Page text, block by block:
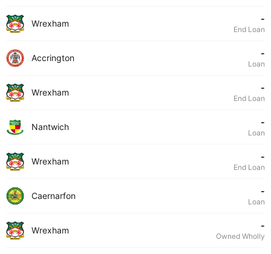
Wrexham -
End Loan
Accrington -
Loan
Wrexham -
End Loan
Nantwich -
Loan
Wrexham -
End Loan
Caernarfon -
Loan
Wrexham -
Owned Wholly